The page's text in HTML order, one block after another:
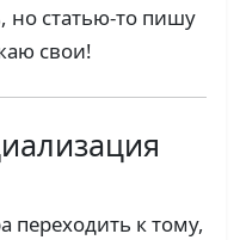
но статью-то пишу
свои!
переходить к тому,